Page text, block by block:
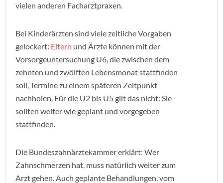
vielen anderen Facharztpraxen.
Bei Kinderärzten sind viele zeitliche Vorgaben
gelockert: Eltern und Ärzte können mit der
Vorsorgeuntersuchung U6, die zwischen dem
zehnten und zwölften Lebensmonat stattfinden
soll, Termine zu einem späteren Zeitpunkt
nachholen. Für die U2 bis U5 gilt das nicht: Sie
sollten weiter wie geplant und vorgegeben
stattfinden.
Die Bundeszahnärztekammer erklärt: Wer
Zahnschmerzen hat, muss natürlich weiter zum
Arzt gehen. Auch geplante Behandlungen, vom